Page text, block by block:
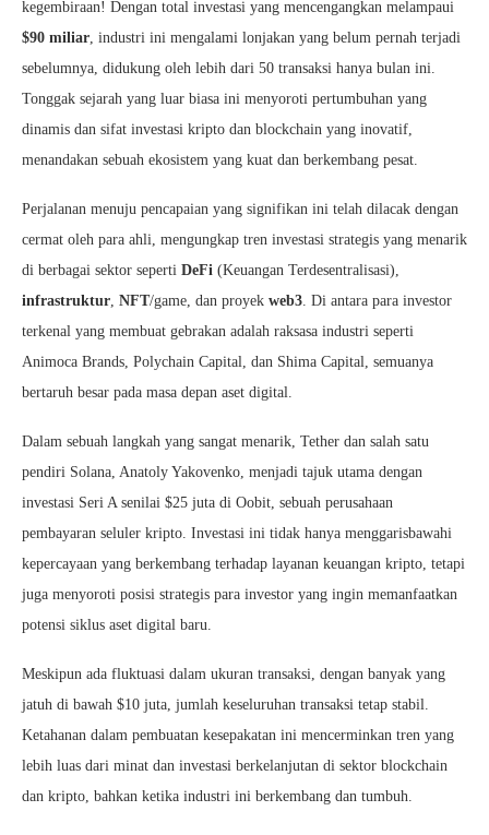
kegembiraan! Dengan total investasi yang mencengangkan melampaui
$90 miliar , industri ini mengalami lonjakan yang belum pernah terjadi
sebelumnya, didukung oleh lebih dari 50 transaksi hanya bulan ini.
Tonggak sejarah yang luar biasa ini menyoroti pertumbuhan yang
dinamis dan sifat investasi kripto dan blockchain yang inovatif,
menandakan sebuah ekosistem yang kuat dan berkembang pesat.
Perjalanan menuju pencapaian yang signifikan ini telah dilacak dengan
cermat oleh para ahli, mengungkap tren investasi strategis yang menarik
di berbagai sektor seperti DeFi (Keuangan Terdesentralisasi),
infrastruktur NFT/game, dan proyek web3 . Di antara para investor
terkenal yang membuat gebrakan adalah raksasa industri seperti
Animoca Brands, Polychain Capital, dan Shima Capital, semuanya
bertaruh besar pada masa depan aset digital.
Dalam sebuah langkah yang sangat menarik, Tether dan salah satu
pendiri Solana, Anatoly Yakovenko, menjadi tajuk utama dengan
investasi Seri A senilai $25 juta di Oobit, sebuah perusahaan
pembayaran seluler kripto. Investasi ini tidak hanya menggarisbawahi
kepercayaan yang berkembang terhadap layanan keuangan kripto, tetapi
juga menyoroti posisi strategis para investor yang ingin memanfaatkan
potensi siklus aset digital baru.
Meskipun ada fluktuasi dalam ukuran transaksi, dengan banyak yang
jatuh di bawah $10 juta, jumlah keseluruhan transaksi tetap stabil.
Ketahanan dalam pembuatan kesepakatan ini mencerminkan tren yang
lebih luas dari minat dan investasi berkelanjutan di sektor blockchain
dan kripto, bahkan ketika industri ini berkembang dan tumbuh.